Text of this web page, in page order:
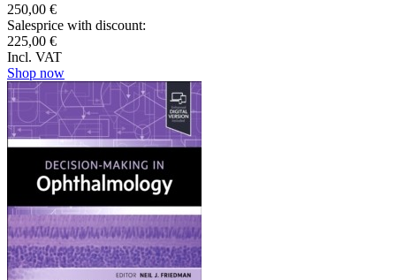
250,00 €
Salesprice with discount:
225,00 €
Incl. VAT
Shop now